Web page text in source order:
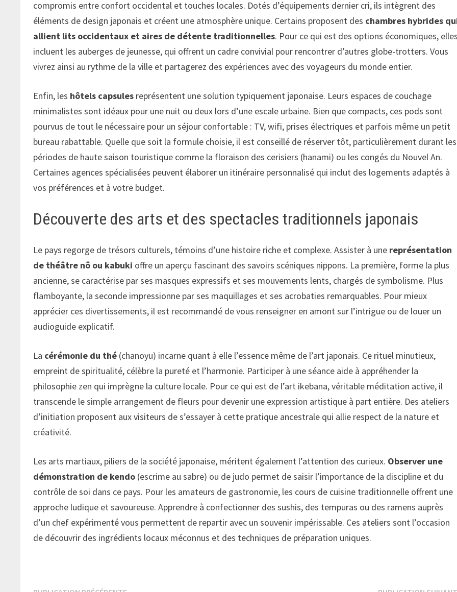
compromis entre confort occidental et touches locales. Dotés d’équipements dernier cri, ils intègrent des
éléments de design japonais et créent une atmosphère unique. Certains proposent des chambres hybrides
allient lits occidentaux et aires de détente traditionnelles. Pour ce qui est des options économiques, elles
incluent les auberges de jeunesse, qui offrent un cadre convivial pour rencontrer d’autres globe-trotters. Vous
vivrez ainsi au rythme de la ville et partagerez des expériences avec des voyageurs du monde entier.
Enfin, les hôtels capsules représentent une solution typiquement japonaise. Leurs espaces de couchage
minimalistes sont idéaux pour une nuit ou deux lors d’une escale urbaine. Bien que compacts, ces pods sont
pourvus de tout le nécessaire pour un séjour confortable : TV, wifi, prises électriques et parfois même un petit
bureau rabattable. Quelle que soit la formule choisie, il est conseillé de réserver tôt, particulièrement durant les
périodes de haute saison touristique comme la floraison des cerisiers (hanami) ou les congés du Nouvel An.
Certaines agences spécialisées peuvent élaborer un itinéraire personnalisé qui inclut des logements adaptés à
vos préférences et à votre budget.
Découverte des arts et des spectacles traditionnels japonais
Le pays regorge de trésors culturels, témoins d’une histoire riche et complexe. Assister à une représentation
de théâtre nô ou kabuki offre un aperçu fascinant des savoirs scéniques nippons. La première, forme la plus
ancienne, se caractérise par ses masques expressifs et ses mouvements lents, chargés de symbolisme. Plus
flamboyante, la seconde impressionne par ses maquillages et ses acrobaties remarquables. Pour mieux
apprécier ces divertissements, il est recommandé de vous renseigner en amont sur l’intrigue ou de louer un
audioguide explicatif.
La cérémonie du thé (chanoyu) incarne quant à elle l’essence même de l’art japonais. Ce rituel minutieux,
empreint de spiritualité, célèbre la pureté et l’harmonie. Participer à une séance aide à appréhender la
philosophie zen qui imprègne la culture locale. Pour ce qui est de l’art ikebana, véritable méditation active, il
transcende le simple arrangement de fleurs pour devenir une expression artistique à part entière. Des ateliers
d’initiation proposent aux visiteurs de s’essayer à cette pratique ancestrale qui allie respect de la nature et
créativité.
Les arts martiaux, piliers de la société japonaise, méritent également l’attention des curieux. Observer une
démonstration de kendo (escrime au sabre) ou de judo permet de saisir l’importance de la discipline et du
contrôle de soi dans ce pays. Pour les amateurs de gastronomie, les cours de cuisine traditionnelle offrent une
approche ludique et savoureuse. Apprendre à confectionner des sushis, des tempuras ou des ramens auprès
d’un chef expérimenté vous permettent de repartir avec un souvenir impérissable. Ces ateliers sont l’occasion
de découvrir des ingrédients locaux méconnus et des techniques de préparation uniques.